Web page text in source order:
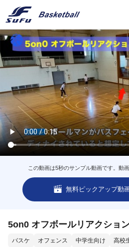
この動画は5秒のサンプル動画です。動
無料ピックアップ動
5on0 オフボールリアクショ
バスケ オフェンス 中学生向け 高校